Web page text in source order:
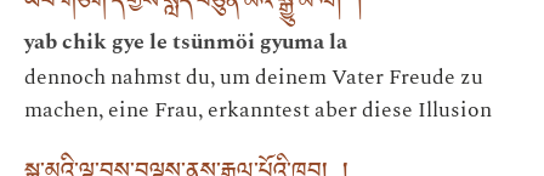
yab chik gye le tsünmöi gyuma la
dennoch nahmst du, um deinem Vater Freude zu
machen, eine Frau, erkanntest aber diese Illusion